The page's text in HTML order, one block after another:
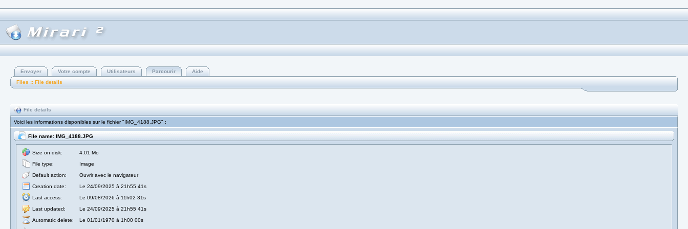
Envoyer Votre compte Utilisateurs Parcourir
Aide
Files :: File details
File details
Voici les informations disponibles sur le fichier "IMG_4188.JPG" :
File name: IMG_4188.JPG
Size on disk:
4.01 Mo
File type:
Image
Default action:
Ouvrir avec le navigateur
Creation date:
Le 24/09/2025 à 21h55 41s
Last access:
Le 09/08/2026 à 11h02 31s
Last updated:
Le 24/09/2025 à 21h55 41s
Automatic delete:
Le 01/01/1970 à 1h00 00s